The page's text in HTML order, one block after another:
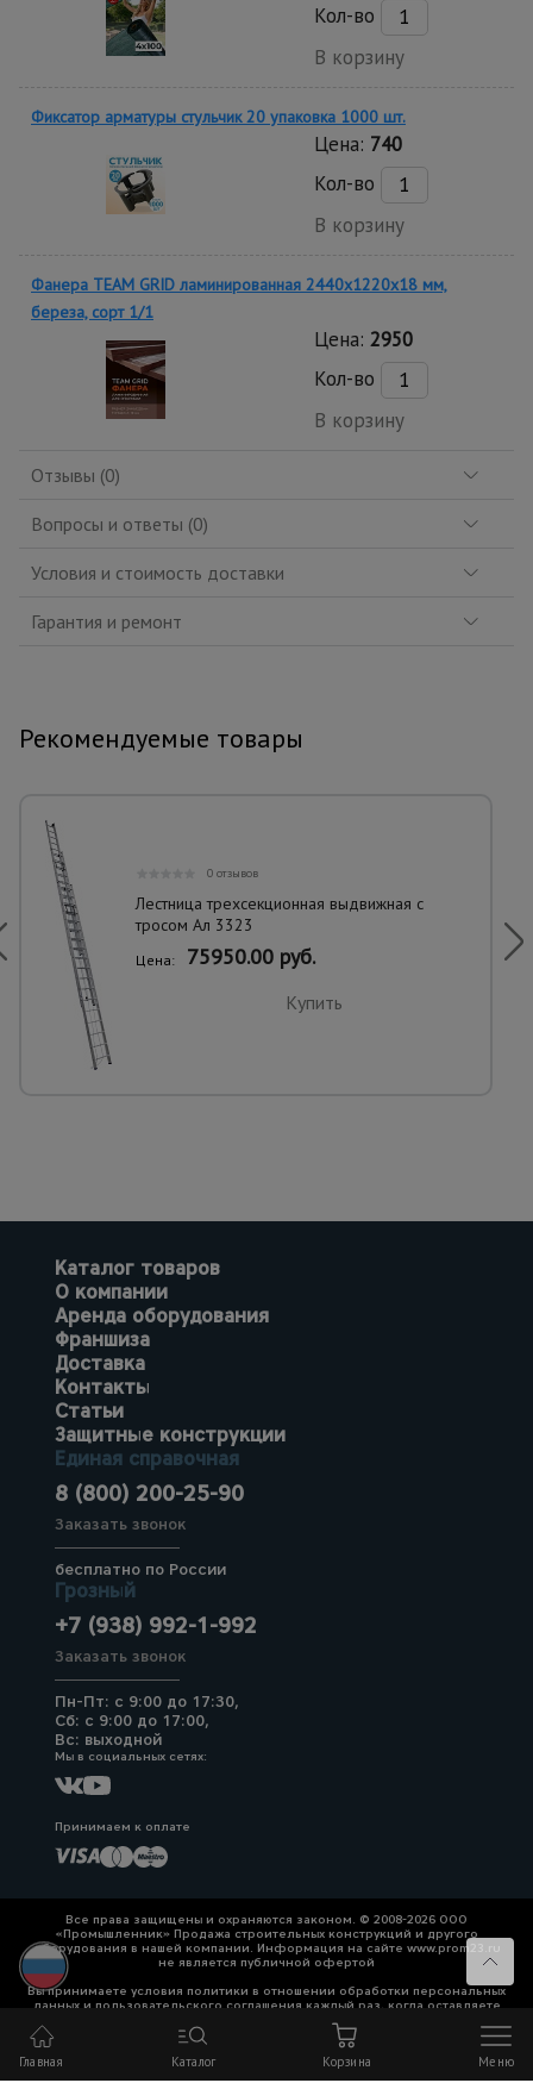
Кол-во
В корзину
Фиксатор арматуры стульчик 20 упаковка 1000 шт.
Цена: 740
Кол-во
В корзину
Фанера TEAM GRID ламинированная 2440х1220х18 мм,
береза, сорт 1/1
Цена: 2950
Кол-во
В корзину
Отзывы (0)
Вопросы и ответы (0)
Условия и стоимость доставки
Гарантия и ремонт
Рекомендуемые товары
0 отзывов
Лестница трехсекционная выдвижная с
тросом Ал 3323
Цена: 75950.00 руб.
Купить
Каталог товаров
О компании
Аренда оборудования
Франшиза
Доставка
Контакты
Статьи
Защитные конструкции
Единая справочная
8 (800) 200-25-90
Заказать звонок
бесплатно по России
Грозный
+7 (938) 992-1-992
Заказать звонок
Пн-Пт: с 9:00 до 17:30,
Сб: с 9:00 до 17:00,
Вс: выходной
Мы в социальных сетях:
Принимаем к оплате
Все права защищены и охраняются законом. © 2008-2026 ООО
«Промышленник» Продажа строительных конструкций и другого
оборудования в нашей компании. Информация на сайте www.prom23.ru
не является публичной офертой
Вы принимаете условия политики в отношении обработки персональных
данных и пользовательского соглашения каждый раз, когда оставляете
свои данные в любой форме обратной связи на сайте prom23.ru и его
Политика конфиденциальности
Главная Каталог Корзина Меню